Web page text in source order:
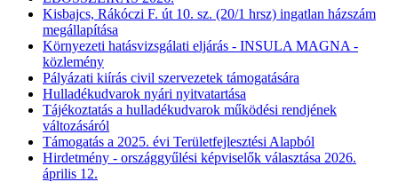
Kisbajcs, Rákóczi F. út 10. sz. (20/1 hrsz) ingatlan házszám
megállapítása
Környezeti hatásvizsgálati eljárás - INSULA MAGNA -
közlemény
Pályázati kiírás civil szervezetek támogatására
Hulladékudvarok nyári nyitvatartása
Tájékoztatás a hulladékudvarok működési rendjének
változásáról
Támogatás a 2025. évi Területfejlesztési Alapból
Hirdetmény - országgyűlési képviselők választása 2026.
április 12.